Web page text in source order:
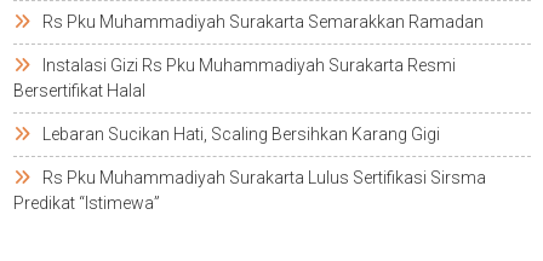
Rs Pku Muhammadiyah Surakarta Semarakkan Ramadan
Instalasi Gizi Rs Pku Muhammadiyah Surakarta Resmi
Bersertifikat Halal
Lebaran Sucikan Hati, Scaling Bersihkan Karang Gigi
Rs Pku Muhammadiyah Surakarta Lulus Sertifikasi Sirsma
Predikat “istimewa”